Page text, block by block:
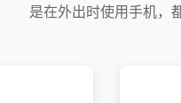
是在外出时使用手机，